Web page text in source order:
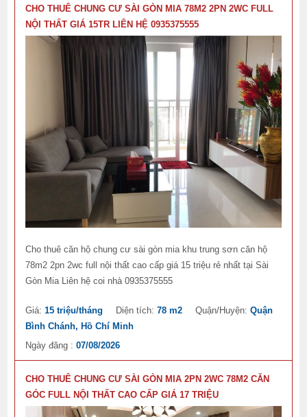
CHO THUÊ CHUNG CƯ SÀI GÒN MIA 78M2 2PN 2WC FULL
NỘI THẤT GIÁ 15TR LIÊN HỆ 0935375555
Cho thuê căn hộ chung cư sài gòn mia khu trung sơn căn hộ
78m2 2pn 2wc full nội thất cao cấp giá 15 triệu rẻ nhất tại Sài
Gòn Mia Liên hệ coi nhà 0935375555
Giá:15 triệu/tháng Diện tích:78 m2 Quận/Huyện:Quận
Bình Chánh, Hồ Chí Minh
Ngày đăng :07/08/2026
CHO THUÊ CHUNG CƯ SÀI GÒN MIA 2PN 2WC 78M2 CĂN
GÓC FULL NỘI THẤT CAO CẤP GIÁ 17 TRIỆU